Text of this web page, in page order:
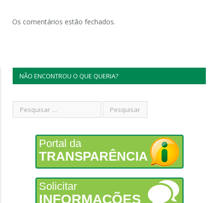
Os comentários estão fechados.
NÃO ENCONTROU O QUE QUERIA?
Portal da
TRANSPARÊNCIA
Solicitar
INFORMAÇÕES